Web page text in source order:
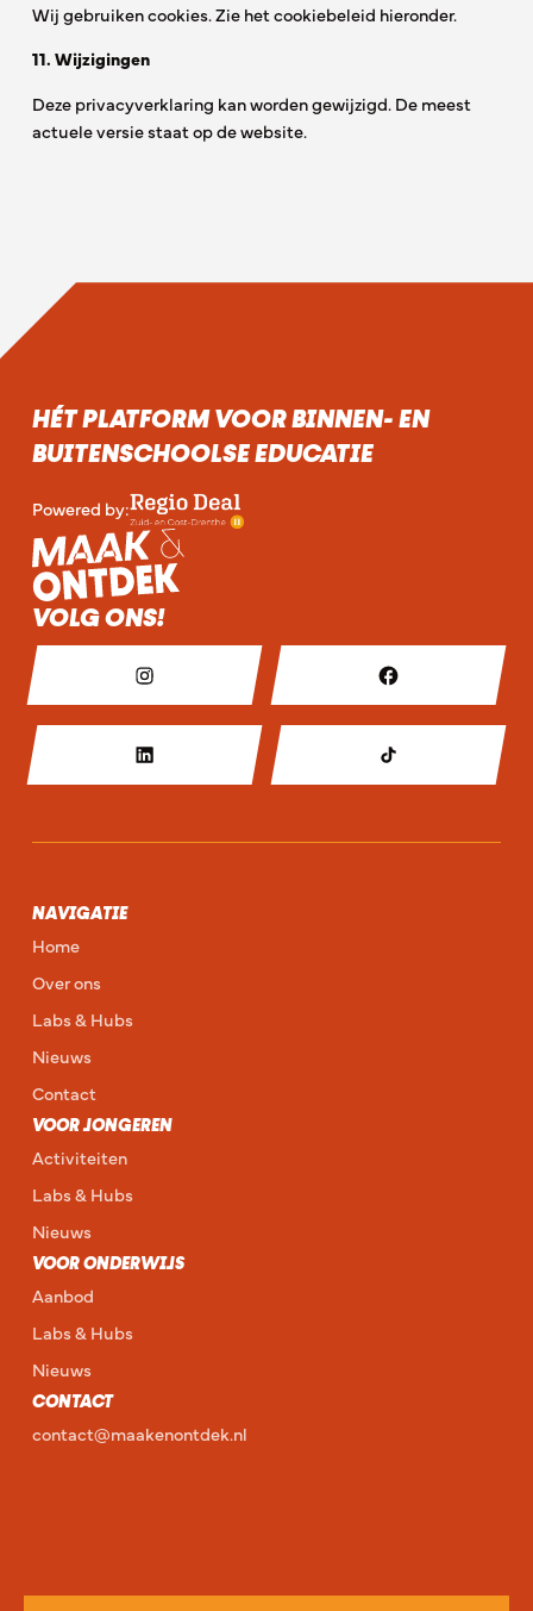
Wij gebruiken cookies. Zie het cookiebeleid hieronder.
11. Wijzigingen
Deze privacyverklaring kan worden gewijzigd. De meest
actuele versie staat op de website.
HÉT PLATFORM VOOR BINNEN- EN
BUITENSCHOOLSE EDUCATIE
Powered by:
VOLG ONS!
NAVIGATIE
Home
Over ons
Labs & Hubs
Nieuws
Contact
VOOR JONGEREN
Activiteiten
Labs & Hubs
Nieuws
VOOR ONDERWIJS
Aanbod
Labs & Hubs
Nieuws
CONTACT
contact@maakenontdek.nl